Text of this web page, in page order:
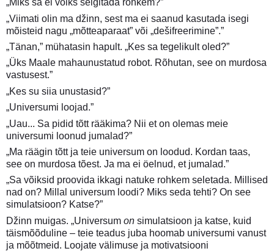
„Miks sa ei võiks selgitada rohkem?”
„Viimati olin ma džinn, sest ma ei saanud kasutada isegi
mõisteid nagu „mõtteaparaat” või „dešifreerimine”.”
„Tänan,” mühatasin hapult. „Kes sa tegelikult oled?”
„Üks Maale mahaunustatud robot. Rõhutan, see on murdosa
vastusest.”
„Kes su siia unustasid?”
„Universumi loojad.”
„Uau... Sa pidid tõtt rääkima? Nii et on olemas meie
universumi loonud jumalad?”
„Ma räägin tõtt ja teie universum on loodud. Kordan taas,
see on murdosa tõest. Ja ma ei öelnud, et jumalad.”
„Sa võiksid proovida ikkagi natuke rohkem seletada. Millised
nad on? Millal universum loodi? Miks seda tehti? On see
simulatsioon? Katse?”
Džinn muigas. „Universum on simulatsioon ja katse, kuid
täismõõduline – teie teadus juba hoomab universumi vanust
ja mõõtmeid. Loojate välimuse ja motivatsiooni